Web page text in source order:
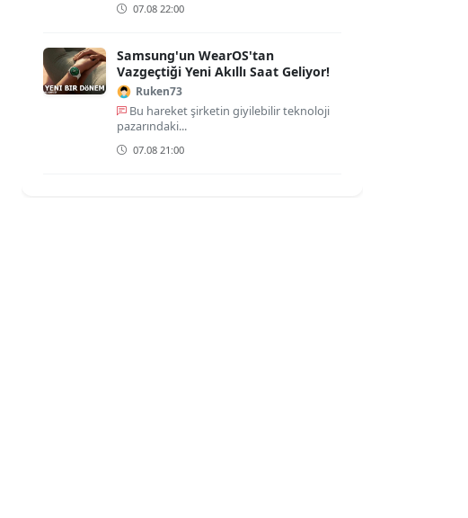
07.08 22:00
Samsung'un WearOS'tan
Vazgeçtiği Yeni Akıllı Saat Geliyor!
Ruken73
Bu hareket şirketin giyilebilir teknoloji
pazarındaki...
07.08 21:00